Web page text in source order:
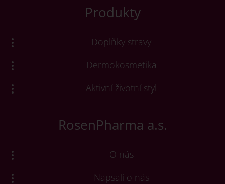
Produkty
Doplňky stravy
Dermokosmetika
Aktivní životní styl
RosenPharma a.s.
O nás
Napsali o nás